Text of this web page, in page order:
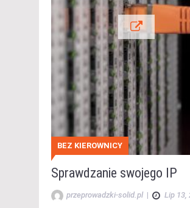
BEZ KIEROWNICY
Sprawdzanie swojego IP
przeprowadzki-solid.pl | Lip 13,